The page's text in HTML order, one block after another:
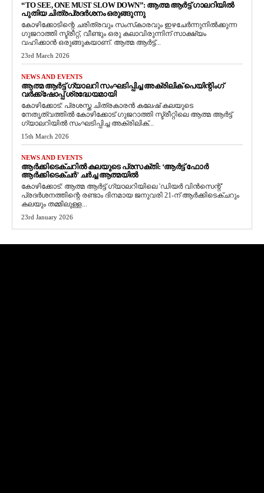
“TO SEE, ONE MUST SLOW DOWN”: ആത്മ ആർട്ട് ഗാലറിയിൽ
പുതിയ ചിത്രപ്രദർശനം ഒരുങ്ങുന്നു
കോഴിക്കോടിന്റെ ചരിത്രവും സംസ്‌കാരവും ഇഴചേർന്നുനിൽക്കുന്ന
ഗുജറാത്തി സ്ട്രീറ്റ്, വീണ്ടും ഒരു കലാവിരുന്നിന് സാക്ഷ്യം
വഹിക്കാൻ ഒരുങ്ങുകയാണ്. ആത്മ ആർട്ട്...
23rd March 2026
NEWS AND EVENTS
ആത്മ ആർട്ട് ഗ്യാലറി സംഘടിപ്പിച്ച അക്രിലിക് പെയിന്റിംഗ്
വർക്ക്‌ഷോപ്പ് ശ്രദ്ധേയമായി
കോഴിക്കോട്: പ്രശസ്ത ചിത്രകാരൻ കലേഷ് കലയുടെ
നേതൃത്വത്തിൽ കോഴിക്കോട് ഗുജറാത്തി സ്ട്രീറ്റിലെ ആത്മ ആർട്ട്
ഗ്യാലറിയിൽ സംഘടിപ്പിച്ച അക്രിലിക്...
15th March 2026
NEWS AND EVENTS
ആർക്കിടെക്ചറിൽ കലയുടെ പ്രസക്തി: ‘ആർട്ട് ഫോർ
ആർക്കിടെക്ചർ’ ചർച്ച ആത്മയിൽ
​കോഴിക്കോട്: ആത്മ ആർട്ട് ഗ്യാലറിയിലെ 'ഡിയർ വിൻസെന്റ്'
പ്രദർശനത്തിന്റെ രണ്ടാം ദിനമായ ജനുവരി 21-ന് ആർക്കിടെക്ചറും
കലയും തമ്മിലുള്ള...
23rd January 2026